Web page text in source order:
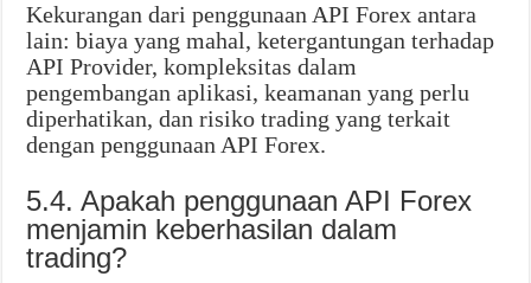
Kekurangan dari penggunaan API Forex antara
lain: biaya yang mahal, ketergantungan terhadap
API Provider, kompleksitas dalam
pengembangan aplikasi, keamanan yang perlu
diperhatikan, dan risiko trading yang terkait
dengan penggunaan API Forex.
5.4. Apakah penggunaan API Forex
menjamin keberhasilan dalam
trading?